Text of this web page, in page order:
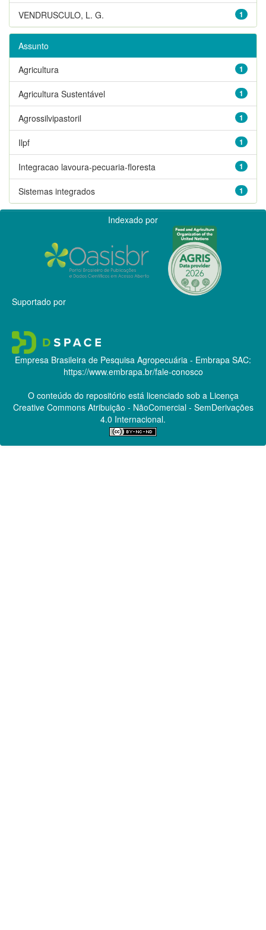
1
VENDRUSCULO, L. G.
Assunto
1
Agricultura
1
Agricultura Sustentável
1
Agrossilvipastoril
1
Ilpf
1
Integracao lavoura-pecuaria-floresta
1
Sistemas integrados
Indexado por
Suportado por
Empresa Brasileira de Pesquisa Agropecuária - Embrapa SAC:
https://www.embrapa.br/fale-conosco
O conteúdo do repositório está licenciado sob a Licença
Creative CommonsAtribuição - NãoComercial - SemDerivações
4.0 Internacional.